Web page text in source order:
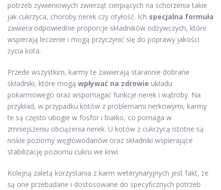
potrzeb żywieniowych zwierząt cierpiących na schorzenia takie
jak cukrzyca, choroby nerek czy otyłość. Ich specjalna formuła
zawiera odpowiednie proporcje składników odżywczych, które
wspierają leczenie i mogą przyczynić się do poprawy jakości
życia kota.
Przede wszystkim, karmy te zawierają starannie dobrane
składniki, które mogą wpływać na zdrowie układu
pokarmowego oraz wspomagać funkcje nerek i wątroby. Na
przykład, w przypadku kotów z problemami nerkowymi, karmy
te są często ubogie w fosfor i białko, co pomaga w
zmniejszeniu obciążenia nerek. U kotów z cukrzycą istotne są
niskie poziomy węglowodanów oraz składniki wspierające
stabilizację poziomu cukru we krwi.
Kolejną zaletą korzystania z karm weterynaryjnych jest fakt, że
są one przebadane i dostosowane do specyficznych potrzeb